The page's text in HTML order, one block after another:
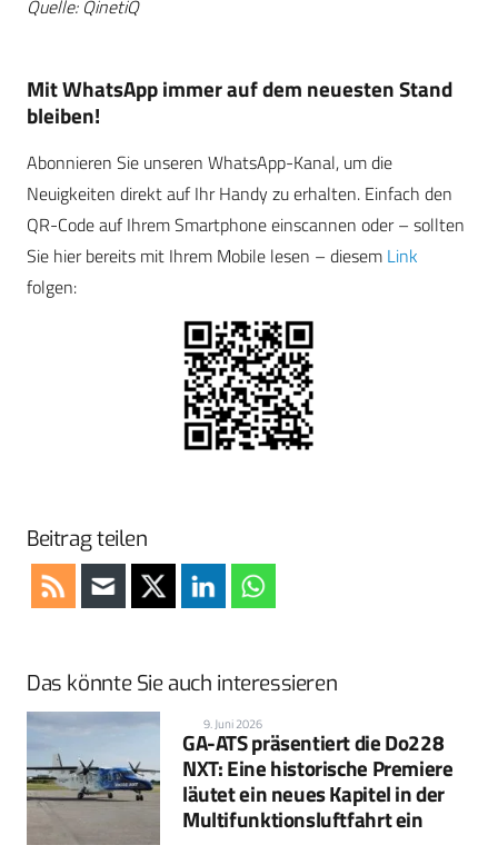
Quelle: QinetiQ
Mit WhatsApp immer auf dem neuesten Stand
bleiben!
Abonnieren Sie unseren WhatsApp-Kanal, um die
Neuigkeiten direkt auf Ihr Handy zu erhalten. Einfach den
QR-Code auf Ihrem Smartphone einscannen oder – sollten
Sie hier bereits mit Ihrem Mobile lesen – diesem Link
folgen:
Beitrag teilen
Das könnte Sie auch interessieren
9. Juni 2026
GA-ATS präsentiert die Do228
NXT: Eine historische Premiere
läutet ein neues Kapitel in der
Multifunktionsluftfahrt ein